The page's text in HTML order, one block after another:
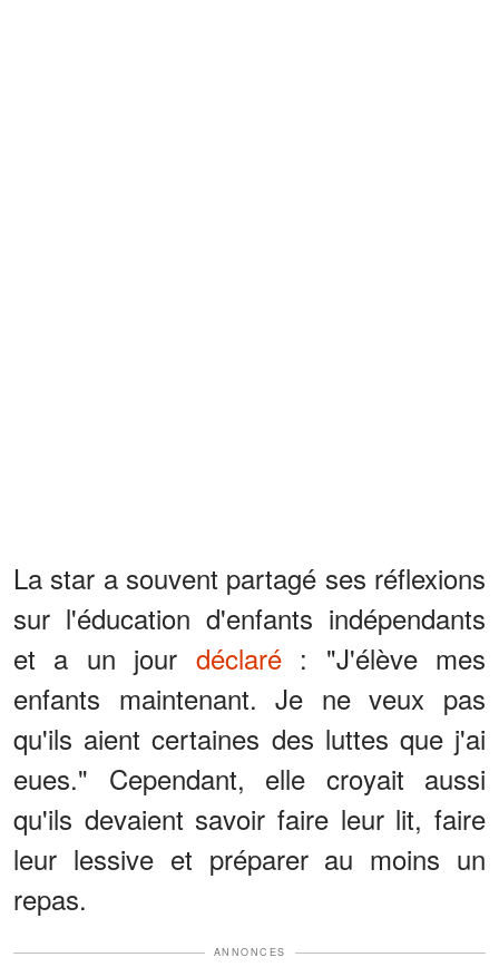
La star a souvent partagé ses réflexions
sur l'éducation d'enfants indépendants
et a un jour déclaré: "J'élève mes
enfants maintenant. Je ne veux pas
qu'ils aient certaines des luttes que j'ai
eues." Cependant, elle croyait aussi
qu'ils devaient savoir faire leur lit, faire
leur lessive et préparer au moins un
repas.
ANNONCES